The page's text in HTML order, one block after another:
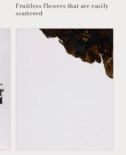
Fruitless flowers that are easily
scattered